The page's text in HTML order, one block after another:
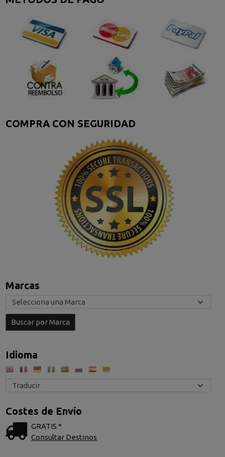
COMPRA CON SEGURIDAD
Marcas
Idioma
Costes de Envío
GRATIS *
Consultar Destinos